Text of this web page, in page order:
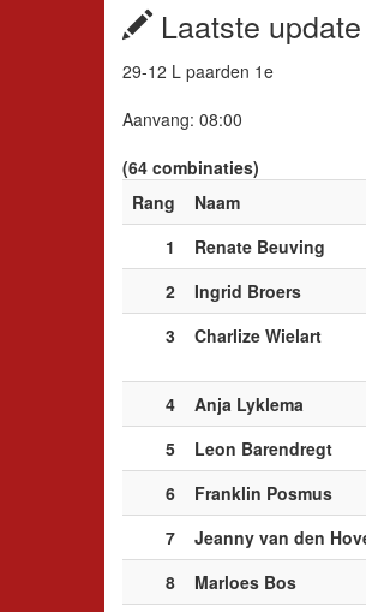
Laatste
29-12 L paarden 1e
Aanvang: 08:00
(64 combinaties)
Rang
Naam
1
Renate Beuving
2
Ingrid Broers
3
Charlize Wielart
4 Anja Lyklema
5
Leon Barendregt
6
Franklin Posmus
7
Jeanny van den
8
Marloes Bos